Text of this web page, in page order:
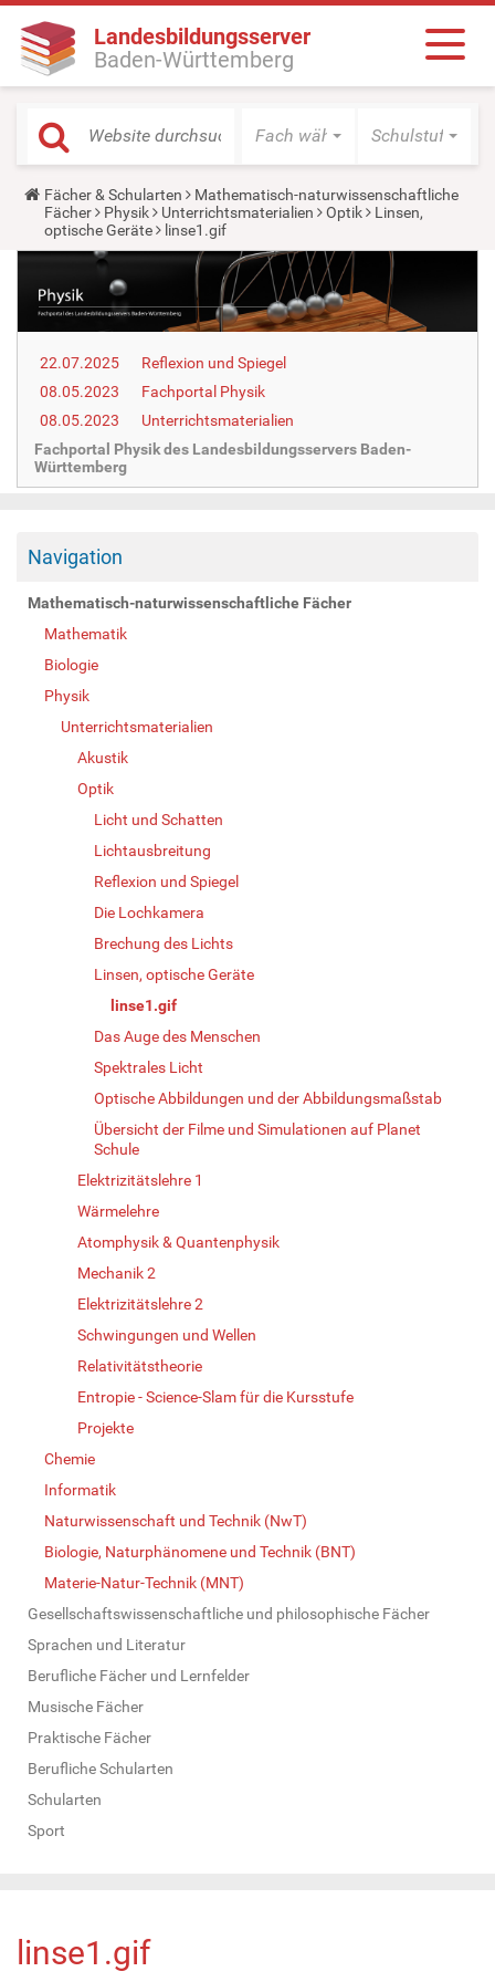
Landesbildungsserver
Baden-Württemberg
Fach wählen Schulstufe
Y
o
u
a
h
e
r
:
Fächer & Schularten
Mathematisch-naturwissenschaftliche
Fächer
Physik Unterrichtsmaterialien Optik
Linsen,
optische Geräte
linse1.gif
22.07.2025
Reflexion und Spiegel
08.05.2023
Fachportal Physik
08.05.2023
Unterrichtsmaterialien
Fachportal Physik des Landesbildungsservers Baden-
Württemberg
Navigation
Mathematisch-naturwissenschaftliche Fächer
Mathematik
Biologie
Physik
Unterrichtsmaterialien
Akustik
Optik
Licht und Schatten
Lichtausbreitung
Reflexion und Spiegel
Die Lochkamera
Brechung des Lichts
Linsen, optische Geräte
linse1.gif
Das Auge des Menschen
Spektrales Licht
Optische Abbildungen und der Abbildungsmaßstab
Übersicht der Filme und Simulationen auf Planet
Schule
Elektrizitätslehre 1
Wärmelehre
Atomphysik & Quantenphysik
Mechanik 2
Elektrizitätslehre 2
Schwingungen und Wellen
Relativitätstheorie
Entropie - Science-Slam für die Kursstufe
Projekte
Chemie
Informatik
Naturwissenschaft und Technik (NwT)
Biologie, Naturphänomene und Technik (BNT)
Materie-Natur-Technik (MNT)
Gesellschaftswissenschaftliche und philosophische Fächer
Sprachen und Literatur
Berufliche Fächer und Lernfelder
Musische Fächer
Praktische Fächer
Berufliche Schularten
Schularten
Sport
linse1.gif